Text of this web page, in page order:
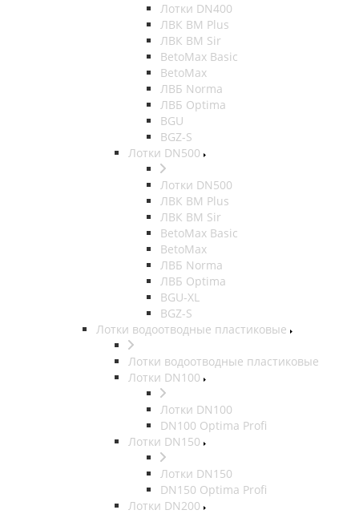
Лотки DN400
ЛВК ВМ Plus
ЛВК ВМ Sir
BetoMax Basic
BetoMax
ЛВБ Norma
ЛВБ Optima
BGU
BGZ-S
Лотки DN500
Лотки DN500
ЛВК ВМ Plus
ЛВК ВМ Sir
BetoMax Basic
BetoMax
ЛВБ Norma
ЛВБ Optima
BGU-XL
BGZ-S
Лотки водоотводные пластиковые
Лотки водоотводные пластиковые
Лотки DN100
Лотки DN100
DN100 Optima Profi
Лотки DN150
Лотки DN150
DN150 Optima Profi
Лотки DN200